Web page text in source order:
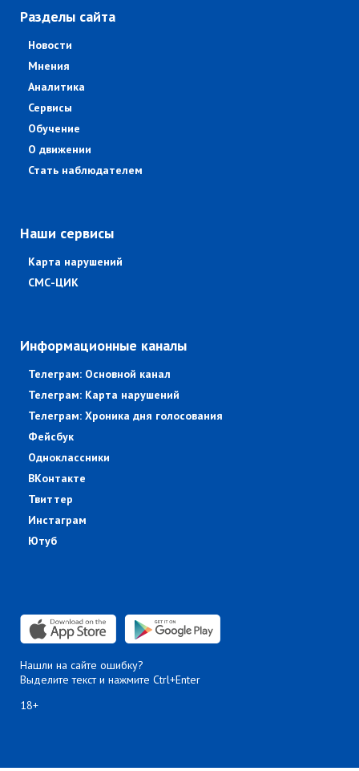
Разделы сайта
Новости
Мнения
Аналитика
Сервисы
Обучение
О движении
Стать наблюдателем
Наши сервисы
Карта нарушений
СМС-ЦИК
Информационные каналы
Телеграм: Основной канал
Телеграм: Карта нарушений
Телеграм: Хроника дня голосования
Фейсбук
Одноклассники
ВКонтакте
Твиттер
Инстаграм
Ютуб
Нашли на сайте ошибку?
Выделите текст и нажмите Ctrl+Enter
18+